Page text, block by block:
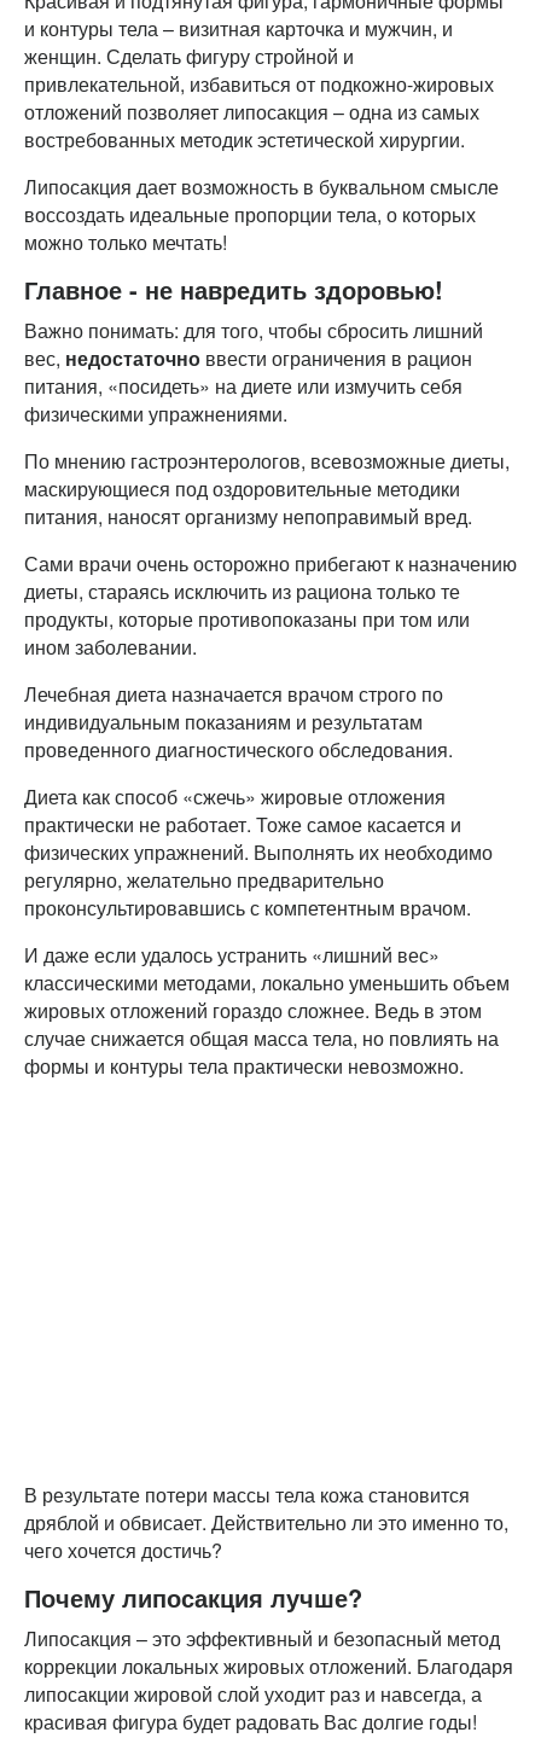
и контуры тела – визитная карточка и мужчин, и
женщин. Сделать фигуру стройной и
привлекательной, избавиться от подкожно-жировых
отложений позволяет липосакция – одна из самых
востребованных методик эстетической хирургии.
Липосакция дает возможность в буквальном смысле
воссоздать идеальные пропорции тела, о которых
можно только мечтать!
Главное - не навредить здоровью!
Важно понимать: для того, чтобы сбросить лишний
вес, недостаточно ввести ограничения в рацион
питания, «посидеть» на диете или измучить себя
физическими упражнениями.
По мнению гастроэнтерологов, всевозможные диеты,
маскирующиеся под оздоровительные методики
питания, наносят организму непоправимый вред.
Сами врачи очень осторожно прибегают к назначению
диеты, стараясь исключить из рациона только те
продукты, которые противопоказаны при том или
ином заболевании.
Лечебная диета назначается врачом строго по
индивидуальным показаниям и результатам
проведенного диагностического обследования.
Диета как способ «сжечь» жировые отложения
практически не работает. Тоже самое касается и
физических упражнений. Выполнять их необходимо
регулярно, желательно предварительно
проконсультировавшись с компетентным врачом.
И даже если удалось устранить «лишний вес»
классическими методами, локально уменьшить объем
жировых отложений гораздо сложнее. Ведь в этом
случае снижается общая масса тела, но повлиять на
формы и контуры тела практически невозможно.
В результате потери массы тела кожа становится
дряблой и обвисает. Действительно ли это именно то,
чего хочется достичь?
Почему липосакция лучше?
Липосакция – это эффективный и безопасный метод
коррекции локальных жировых отложений. Благодаря
липосакции жировой слой уходит раз и навсегда, а
красивая фигура будет радовать Вас долгие годы!